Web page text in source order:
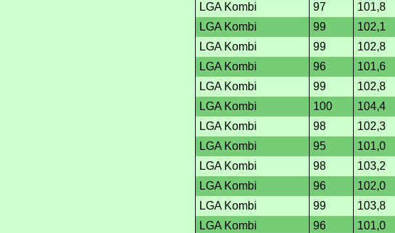
LGA Kombi
97 101,8
LGA Kombi
99 102,1
LGA Kombi
99 102,8
LGA Kombi
96 101,6
LGA Kombi
99 102,8
LGA Kombi
100 104,4
LGA Kombi
98 102,3
LGA Kombi
95 101,0
LGA Kombi
98 103,2
LGA Kombi
96 102,0
LGA Kombi
99 103,8
LGA Kombi
96 101,0